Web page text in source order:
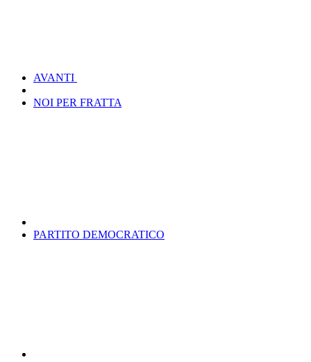
AVANTI
NOI PER FRATTA
PARTITO DEMOCRATICO